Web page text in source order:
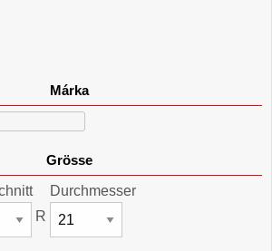
Márka
Grösse
R
Durchmesser